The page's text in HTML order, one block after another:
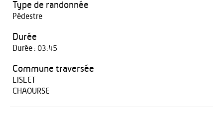
Type de randonnée
Pédestre
Durée
Durée : 03:45
Commune traversée
LISLET
CHAOURSE